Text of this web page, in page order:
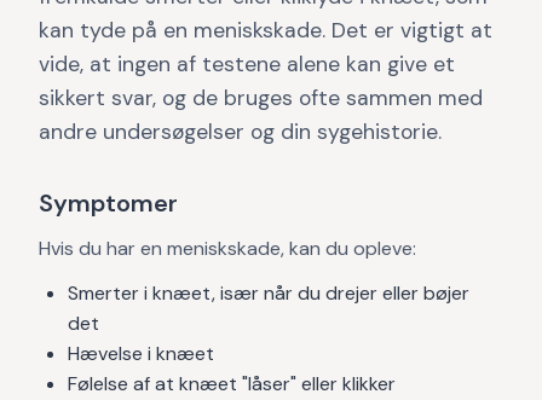
kan tyde på en meniskskade. Det er vigtigt at
vide, at ingen af testene alene kan give et
sikkert svar, og de bruges ofte sammen med
andre undersøgelser og din sygehistorie.
Symptomer
Hvis du har en meniskskade, kan du opleve:
Smerter i knæet, især når du drejer eller bøjer
det
Hævelse i knæet
Følelse af at knæet "låser" eller klikker